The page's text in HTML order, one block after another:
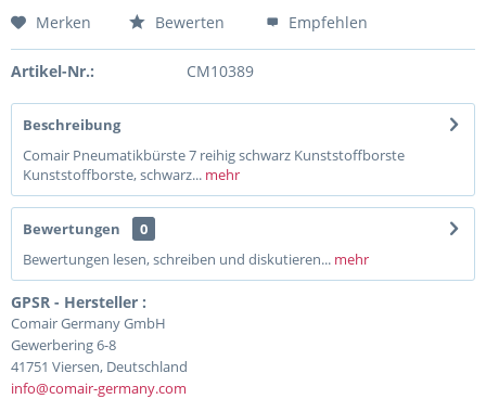
Merken Bewerten Empfehlen
Artikel-Nr.: CM10389
Beschreibung
Comair Pneumatikbürste 7 reihig schwarz Kunststoffborste
Kunststoffborste, schwarz... mehr
Bewertungen
0
Bewertungen lesen, schreiben und diskutieren... mehr
GPSR - Hersteller :
Comair Germany GmbH
Gewerbering 6-8
41751 Viersen, Deutschland
info@comair-germany.com